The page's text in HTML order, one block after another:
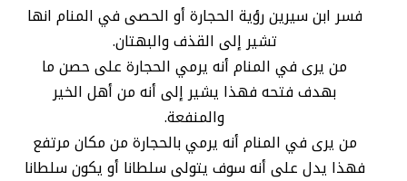
فسر ابن سيرين رؤية الحجارة أو الحصى في المنام انها
تشير إلى القذف والبهتان.
من يرى في المنام أنه يرمي الحجارة على حصن ما
بهدف فتحه فهذا يشير إلى أنه من أهل الخير
والمنفعة.
من يرى في المنام أنه يرمي بالحجارة من مكان مرتفع
فهذا يدل على أنه سوف يتولى سلطانا أو يكون سلطانا